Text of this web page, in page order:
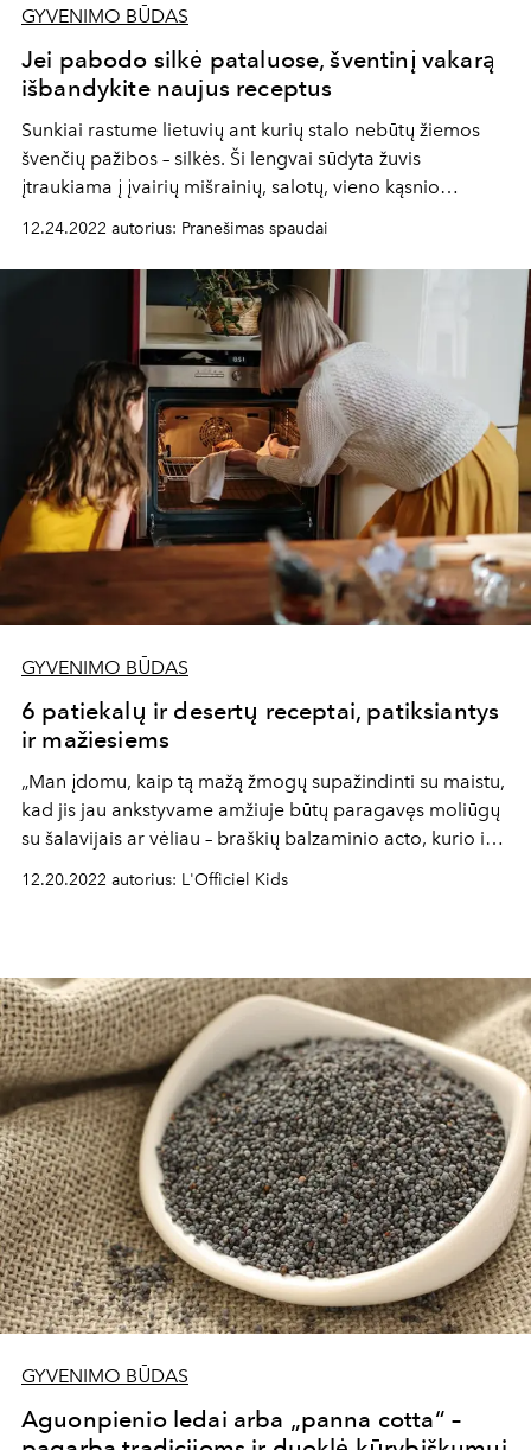
GYVENIMO BŪDAS
Jei pabodo silkė pataluose, šventinį vakarą
išbandykite naujus receptus
Sunkiai rastume lietuvių ant kurių stalo nebūtų žiemos
švenčių pažibos – silkės. Ši lengvai sūdyta žuvis
įtraukiama į įvairių mišrainių, salotų, vieno kąsnio
užkandžio meniu sąrašą. Jei įprasti jos paruošimo būdai
pabodo – nebijokite eksperimentuoti.
12.24.2022 autorius: Pranešimas spaudai
GYVENIMO BŪDAS
6 patiekalų ir desertų receptai, patiksiantys
ir mažiesiems
„Man įdomu, kaip tą mažą žmogų supažindinti su maistu,
kad jis jau ankstyvame amžiuje būtų paragavęs moliūgų
su šalavijais ar vėliau – braškių balzaminio acto, kurio ir
suaugę ne visi bandė“, – šypsosi populiaraus tinklaraščio
12.20.2022 autorius: L'Officiel Kids
GYVENIMO BŪDAS
Aguonpienio ledai arba „panna cotta“ –